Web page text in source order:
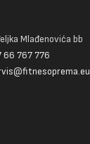
Mlađenovića bb
66 767 776